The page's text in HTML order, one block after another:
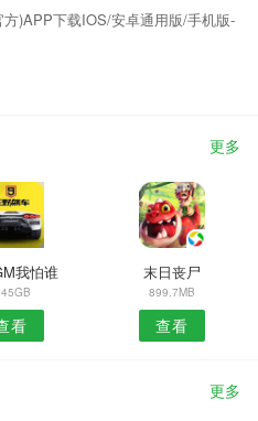
)APP下载IOS/安卓通用版/手机版-
更多
我怕谁
看
末日丧尸
899.7MB
查看
更多